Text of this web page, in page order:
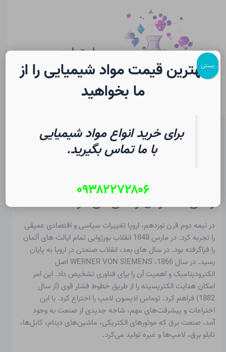
سایت لرن
شیمی
ماکسیمیلیان گولدبرگ در شیمی
زمانی که در آن زندگی می کرد
در نیمه دوم قرن نوزدهم، اروپا تغییرات سیاسی و اقتصادی عمیقی
را تجربه کرد. در مارس 1848 انقلاب بورژوایی تمام ایالت های آلمان
را فراگرفته بود. در سال های بعد، انقلاب صنعتی در اروپا به پایان
رسید. در سال 1866، WERNER VON SIEMENS اصل
الکترودینامیک و اهمیت آن را برای فناوری تشخیص داد. این امر
امکان هدایت الکتریسیته را از طریق خطوط فشار قوی (از سال
1882) فراهم کرد. توماس ادیسون لامپ را اختراع کرد. با این
اختراعات و پیشرفت‌های مهم، شاخه جدیدی از صنعت به وجود
آمد، صنعت برق که موتورهای الکتریکی، ماشین‌های دینام، کابل‌ها،
تابلو برق، لامپ‌ها و غیره تولید می‌کرد.
بهترین قیمت مواد شیمیایی را از
ما بخواهید
برای خرید انواع مواد شیمیایی
با ما تماس بگیرید.
۰۹۳۸۲۲۷۲۸۰۶
بستن